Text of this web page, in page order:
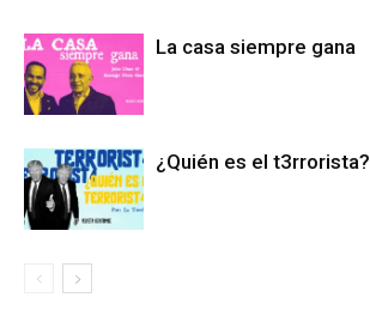
La casa siempre gana
¿Quién es el t3rrorista?